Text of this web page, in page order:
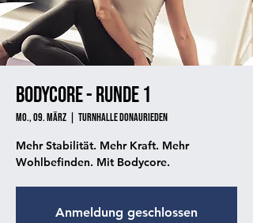
Bodycore - Runde 1
Mo., 09. März Turnhalle Donaurieden
Mehr Stabilität. Mehr Kraft. Mehr
Wohlbefinden. Mit Bodycore.
Anmeldung geschlossen